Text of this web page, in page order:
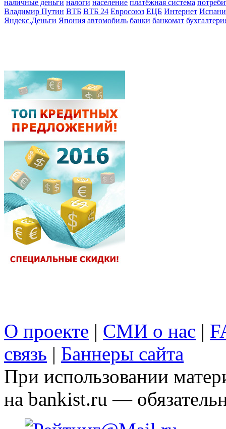
наличные деньги налоги население платёжная система
Владимир Путин ВТБ ВТБ 24 Евросоюз ЕЦБ Интернет
Яндекс.Деньги Япония автомобиль банки банкомат
О проекте | СМИ о нас |
связь | Баннеры сайта
При использовании
на bankist.ru —